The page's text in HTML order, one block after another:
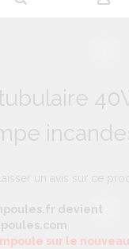
un avis sur ce
devient
sur le